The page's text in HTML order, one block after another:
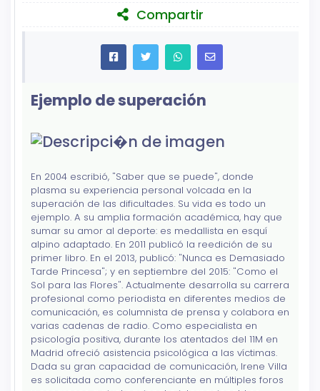
Compartir
Ejemplo de superación
En 2004 escribió, "Saber que se puede", donde
plasma su experiencia personal volcada en la
superación de las dificultades. Su vida es todo un
ejemplo. A su amplia formación académica, hay que
sumar su amor al deporte: es medallista en esquí
alpino adaptado. En 2011 publicó la reedición de su
primer libro. En el 2013, publicó: "Nunca es Demasiado
Tarde Princesa"; y en septiembre del 2015: "Como el
Sol para las Flores". Actualmente desarrolla su carrera
profesional como periodista en diferentes medios de
comunicación, es columnista de prensa y colabora en
varias cadenas de radio. Como especialista en
psicología positiva, durante los atentados del 11M en
Madrid ofreció asistencia psicológica a las víctimas.
Dada su gran capacidad de comunicación, Irene Villa
es solicitada como conferenciante en múltiples foros